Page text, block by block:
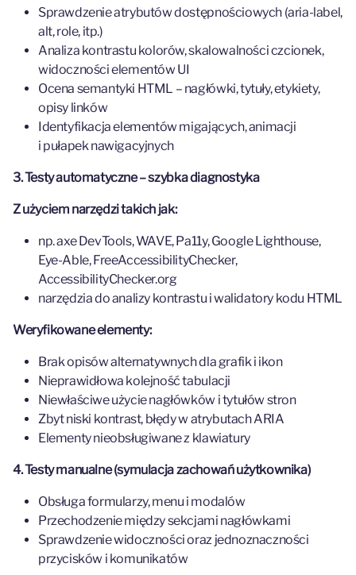
Sprawdzenie atrybutów dostępnościowych (aria-label,
alt, role, itp.)
Analiza kontrastu kolorów, skalowalności czcionek,
widoczności elementów UI
Ocena semantyki HTML – nagłówki, tytuły, etykiety,
opisy linków
Identyfikacja elementów migających, animacji
i pułapek nawigacyjnych
3. Testy automatyczne – szybka diagnostyka
Z użyciem narzędzi takich jak:
np. axe DevTools, WAVE, Pa11y, Google Lighthouse,
Eye-Able, FreeAccessibilityChecker,
AccessibilityChecker.org
narzędzia do analizy kontrastu i walidatory kodu HTML
Weryfikowane elementy:
Brak opisów alternatywnych dla grafik i ikon
Nieprawidłowa kolejność tabulacji
Niewłaściwe użycie nagłówków i tytułów stron
Zbyt niski kontrast, błędy w atrybutach ARIA
Elementy nieobsługiwane z klawiatury
4. Testy manualne (symulacja zachowań użytkownika)
Obsługa formularzy, menu i modalów
Przechodzenie między sekcjami nagłówkami
Sprawdzenie widoczności oraz jednoznaczności
przycisków i komunikatów